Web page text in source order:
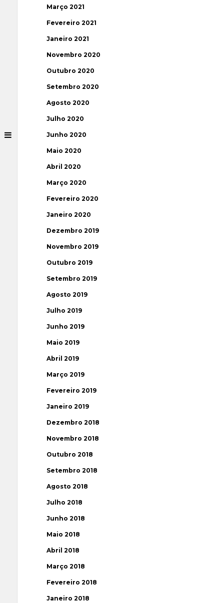
Março 2021
Fevereiro 2021
Janeiro 2021
Novembro 2020
Outubro 2020
Setembro 2020
Agosto 2020
Julho 2020
Junho 2020
Maio 2020
Abril 2020
Março 2020
Fevereiro 2020
Janeiro 2020
Dezembro 2019
Novembro 2019
Outubro 2019
Setembro 2019
Agosto 2019
Julho 2019
Junho 2019
Maio 2019
Abril 2019
Março 2019
Fevereiro 2019
Janeiro 2019
Dezembro 2018
Novembro 2018
Outubro 2018
Setembro 2018
Agosto 2018
Julho 2018
Junho 2018
Maio 2018
Abril 2018
Março 2018
Fevereiro 2018
Janeiro 2018